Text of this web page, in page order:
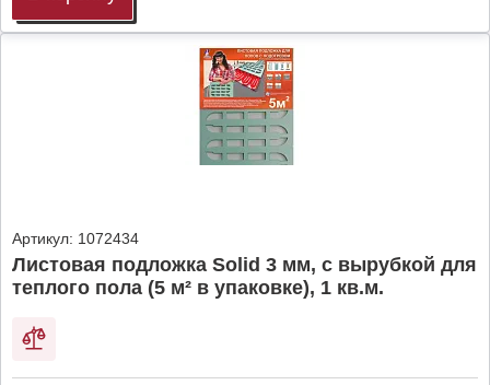
Артикул: 1072434
Листовая подложка Solid 3 мм, с вырубкой для
теплого пола (5 м² в упаковке), 1 кв.м.